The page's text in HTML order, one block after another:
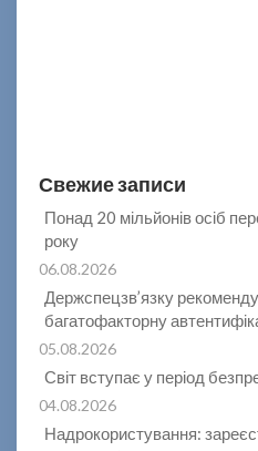
Свежие записи
Понад 20 мільйонів осіб
року
06.08.2026
Держспецзв’язку
багатофакторну
05.08.2026
Світ вступає у період
04.08.2026
Надрокористування: